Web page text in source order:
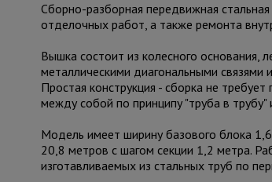
Сборно-разборная передвижная
отделочных работ, а также ремонта
Вышка состоит из колесного основания,
металлическими диагональными
Простая конструкция - сборка не
между собой по принципу "труба в
Модель имеет ширину базового блока
20,8 метров с шагом секции 1,2 метра.
изготавливаемых из стальных труб по